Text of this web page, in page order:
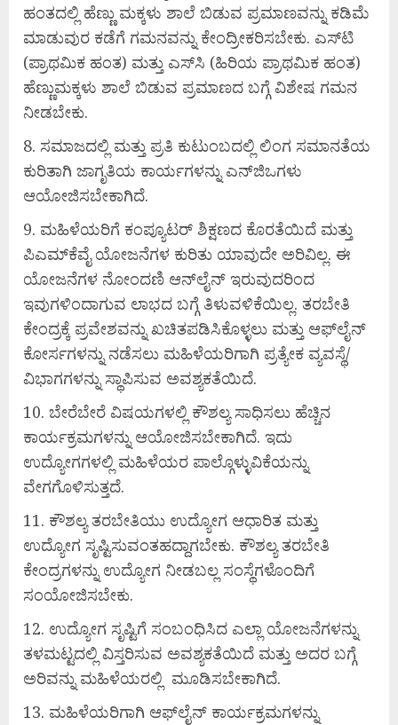
ಹಂತದಲ್ಲಿ ಹೆಣ್ಣು ಮಕ್ಕಳು ಶಾಲೆ ಬಿಡುವ ಪ್ರಮಾಣವನ್ನು ಕಡಿಮೆ
ಮಾಡುವುರ ಕಡೆಗೆ ಗಮನವನ್ನು ಕೇಂದ್ರೀಕರಿಸಬೇಕು. ಎಸ್‌ಟಿ
(ಪ್ರಾಥಮಿಕ ಹಂತ) ಮತ್ತು ಎಸ್‌ಸಿ (ಹಿರಿಯ ಪ್ರಾಥಮಿಕ ಹಂತ)
ಹೆಣ್ಣುಮಕ್ಕಳು ಶಾಲೆ ಬಿಡುವ ಪ್ರಮಾಣದ ಬಗ್ಗೆ ವಿಶೇಷ ಗಮನ
ನೀಡಬೇಕು.
ಸಮಾಜದಲ್ಲಿ ಮತ್ತು ಪ್ರತಿ ಕುಟುಂಬದಲ್ಲಿ ಲಿಂಗ ಸಮಾನತೆಯ
ಕುರಿತಾಗಿ ಜಾಗೃತಿಯ ಕಾರ್ಯಗಳನ್ನು ಎನ್‌ಜಿಒಗಳು
ಆಯೋಜಿಸಬೇಕಾಗಿದೆ.
ಮಹಿಳೆಯರಿಗೆ ಕಂಪ್ಯೂಟರ್ ಶಿಕ್ಷಣದ ಕೊರತೆಯಿದೆ ಮತ್ತು
ಪಿಎಮ್‌ಕೆವೈ ಯೋಜನೆಗಳ ಕುರಿತು ಯಾವುದೇ ಅರಿವಿಲ್ಲ. ಈ
ಯೋಜನೆಗಳ ನೋಂದಣಿ ಆನ್‌ಲೈನ್ ಇರುವುದರಿಂದ
ಇವುಗಳಿಂದಾಗುವ ಲಾಭದ ಬಗ್ಗೆ ತಿಳುವಳಿಕೆಯಿಲ್ಲ. ತರಬೇತಿ
ಕೇಂದ್ರಕ್ಕೆ ಪ್ರವೇಶವನ್ನು ಖಚಿತಪಡಿಸಿಕೊಳ್ಳಲು ಮತ್ತು ಆಫ್‌ಲೈನ್
ಕೋರ್ಸಗಳನ್ನು ನಡೆಸಲು ಮಹಿಳೆಯರಿಗಾಗಿ ಪ್ರತ್ಯೇಕ ವ್ಯವಸ್ಥೆ/
ವಿಭಾಗಗಳನ್ನು ಸ್ಥಾಪಿಸುವ ಅವಶ್ಯಕತೆಯಿದೆ.
ಬೇರೆಬೇರೆ ವಿಷಯಗಳಲ್ಲಿ ಕೌಶಲ್ಯ ಸಾಧಿಸಲು ಹೆಚ್ಚಿನ
ಕಾರ್ಯಕ್ರಮಗಳನ್ನು ಆಯೋಜಿಸಬೇಕಾಗಿದೆ. ಇದು
ಉದ್ಯೋಗಗಳಲ್ಲಿ ಮಹಿಳೆಯರ ಪಾಲ್ಗೊಳ್ಳುವಿಕೆಯನ್ನು
ವೇಗಗೊಳಿಸುತ್ತದೆ.
ಕೌಶಲ್ಯ ತರಬೇತಿಯು ಉದ್ಯೋಗ ಆಧಾರಿತ ಮತ್ತು
ಉದ್ಯೋಗ ಸೃಷ್ಟಿಸುವಂತಹದ್ದಾಗಬೇಕು. ಕೌಶಲ್ಯ ತರಬೇತಿ
ಕೇಂದ್ರಗಳನ್ನು ಉದ್ಯೋಗ ನೀಡಬಲ್ಲ ಸಂಸ್ಥೆಗಳೊಂದಿಗೆ
ಸಂಯೋಜಿಸಬೇಕು.
ಉದ್ಯೋಗ ಸೃಷ್ಟಿಗೆ ಸಂಬಂಧಿಸಿದ ಎಲ್ಲಾ ಯೋಜನೆಗಳನ್ನು
ತಳಮಟ್ಟದಲ್ಲಿ ವಿಸ್ತರಿಸುವ ಅವಶ್ಯಕತೆಯಿದೆ ಮತ್ತು ಅದರ ಬಗ್ಗೆ
ಅರಿವನ್ನು ಮಹಿಳೆಯರಲ್ಲಿ ಮೂಡಿಸಬೇಕಾಗಿದೆ.
ಮಹಿಳೆಯರಿಗಾಗಿ ಆಫ್‌ಲೈನ್ ಕಾರ್ಯಕ್ರಮಗಳನ್ನು